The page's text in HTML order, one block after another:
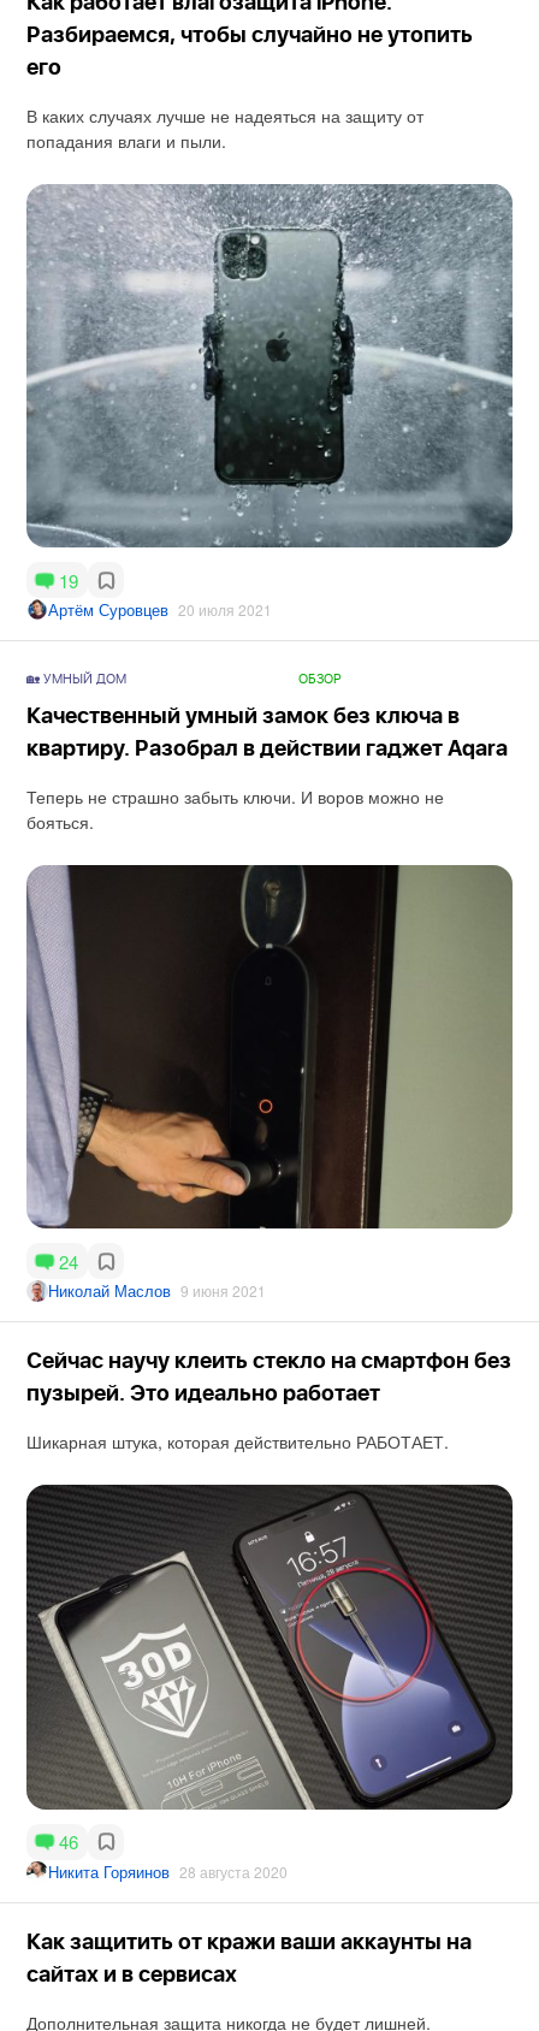
Разбираемся, чтобы случайно не утопить
его
В каких случаях лучше не надеяться на защиту от
попадания влаги и пыли.
19
Артём Суровцев 20 июля 2021
ОБЗОР
🏡 УМНЫЙ ДОМ
Качественный умный замок без ключа в
квартиру. Разобрал в действии гаджет Aqara
Теперь не страшно забыть ключи. И воров можно не
бояться.
24
Николай Маслов 9 июня 2021
Сейчас научу клеить стекло на смартфон без
пузырей. Это идеально работает
Шикарная штука, которая действительно РАБОТАЕТ.
46
Никита Горяинов 28 августа 2020
Как защитить от кражи ваши аккаунты на
сайтах и в сервисах
Дополнительная защита никогда не будет лишней.